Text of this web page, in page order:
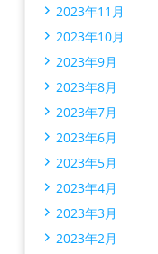
2023年11月
2023年10月
2023年9月
2023年8月
2023年7月
2023年6月
2023年5月
2023年4月
2023年3月
2023年2月